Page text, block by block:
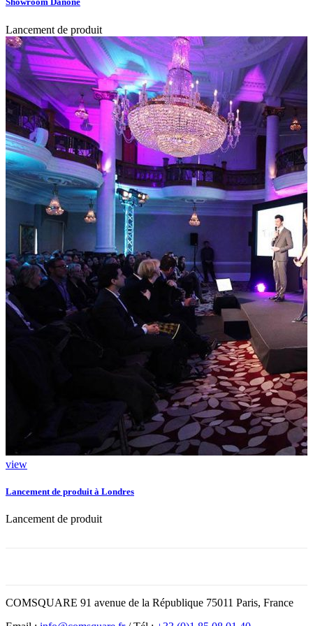
Lancement de produit
view
Lancement de produit à Londres
Lancement de produit
COMSQUARE 91 avenue de la République 75011 Paris, France